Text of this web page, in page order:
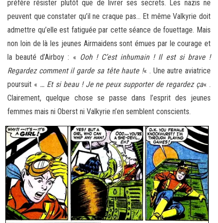
préfère résister plutôt que de livrer ses secrets. Les nazis ne
peuvent que constater qu’il ne craque pas… Et même Valkyrie doit
admettre qu’elle est fatiguée par cette séance de fouettage. Mais
non loin de là les jeunes Airmaidens sont émues par le courage et
la beauté d’Airboy : « Ooh ! C’est inhumain ! Il est si brave !
Regardez comment il garde sa tête haute !« . Une autre aviatrice
poursuit « … Et si beau ! Je ne peux supporter de regardez ça« .
Clairement, quelque chose se passe dans l’esprit des jeunes
femmes mais ni Oberst ni Valkyrie n’en semblent conscients.